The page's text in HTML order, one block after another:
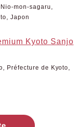
mon-sagaru,
Japon
Kyoto Sanjo
Préfecture de Kyoto,